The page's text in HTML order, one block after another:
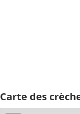
Carte des